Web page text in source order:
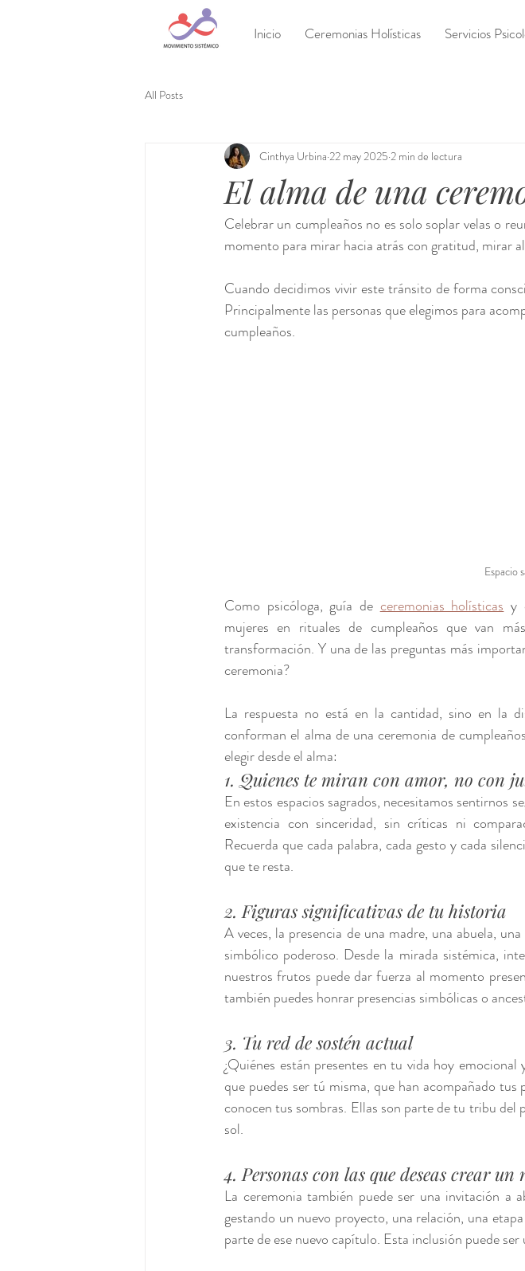
Inicio Ceremonias Holísticas Servicios
All Posts
El alma de una
Cinthya Urbina 22 may 2025 2 min de lectura
Celebrar un cumpleaños no es solo soplar velas o
momento para mirar hacia atrás con gratitud, mirar
Cuando decidimos vivir este tránsito de forma
Principalmente las personas que elegimos para
cumpleaños.
Espacio
Como psicóloga, guía de ceremonias holísticas y
mujeres en rituales de cumpleaños que van
transformación. Y una de las preguntas más
ceremonia?
La respuesta no está en la cantidad, sino en la
conforman el alma de una ceremonia de
elegir desde el alma:
1. Quienes te miran con amor, no con
En estos espacios sagrados, necesitamos sentirnos
existencia con sinceridad, sin críticas ni
Recuerda que cada palabra, cada gesto y cada
que te resta.
2. Figuras significativas de tu historia
A veces, la presencia de una madre, una abuela,
simbólico poderoso. Desde la mirada sistémica,
nuestros frutos puede dar fuerza al momento
también puedes honrar presencias simbólicas o
3. Tu red de sostén actual
¿Quiénes están presentes en tu vida hoy
que puedes ser tú misma, que han acompañado
conocen tus sombras. Ellas son parte de tu tribu del
sol.
4. Personas con las que deseas crear un
La ceremonia también puede ser una invitación a
gestando un nuevo proyecto, una relación, una
parte de ese nuevo capítulo. Esta inclusión puede